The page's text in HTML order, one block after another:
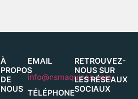
À
PROPOS
DE
NOUS
EMAIL
info@nsmaquinas.com
TÉLÉPHONE
RETROUVEZ-
NOUS SUR
LES RÉSEAUX
SOCIAUX